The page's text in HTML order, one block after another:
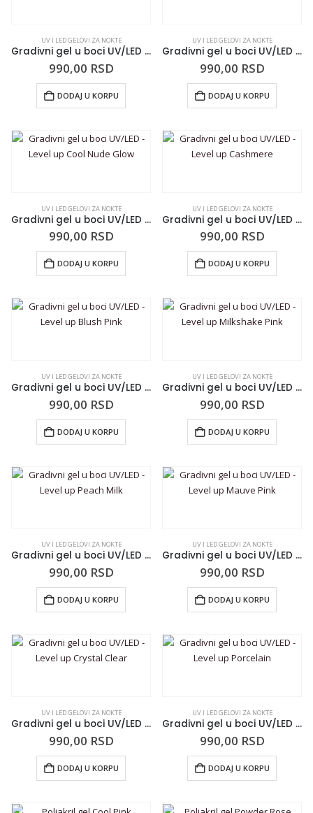
UV I LED GELOVI ZA NOKTE
Gradivni gel u boci UV/LED – Level up Light Peach Pink
990,00 RSD
DODAJ U KORPU
UV I LED GELOVI ZA NOKTE
Gradivni gel u boci UV/LED – Level up Sparkly Nude
990,00 RSD
DODAJ U KORPU
UV I LED GELOVI ZA NOKTE
Gradivni gel u boci UV/LED – Level up Cool Nude Glow
990,00 RSD
DODAJ U KORPU
UV I LED GELOVI ZA NOKTE
Gradivni gel u boci UV/LED – Level up Cashmere
990,00 RSD
DODAJ U KORPU
UV I LED GELOVI ZA NOKTE
Gradivni gel u boci UV/LED – Level up Blush Pink
990,00 RSD
DODAJ U KORPU
UV I LED GELOVI ZA NOKTE
Gradivni gel u boci UV/LED – Level up Milkshake Pink
990,00 RSD
DODAJ U KORPU
UV I LED GELOVI ZA NOKTE
Gradivni gel u boci UV/LED – Level up Peach Milk
990,00 RSD
DODAJ U KORPU
UV I LED GELOVI ZA NOKTE
Gradivni gel u boci UV/LED – Level up Mauve Pink
990,00 RSD
DODAJ U KORPU
UV I LED GELOVI ZA NOKTE
Gradivni gel u boci UV/LED – Level up Crystal Clear
990,00 RSD
DODAJ U KORPU
UV I LED GELOVI ZA NOKTE
Gradivni gel u boci UV/LED – Level up Porcelain
990,00 RSD
DODAJ U KORPU